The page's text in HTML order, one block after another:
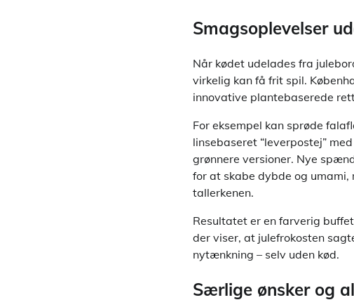
Smagsoplevelser
Når kødet udelades fra
virkelig kan få frit spil.
innovative plantebaserede
For eksempel kan sprøde
linsebaseret “leverpostej”
grønnere versioner. Nye
for at skabe dybde og
tallerkenen.
Resultatet er en farverig
der viser, at julefrokosten
nytænkning – selv uden kød.
Særlige ønsker og